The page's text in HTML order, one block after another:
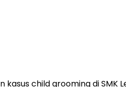
kasus child grooming di SMK